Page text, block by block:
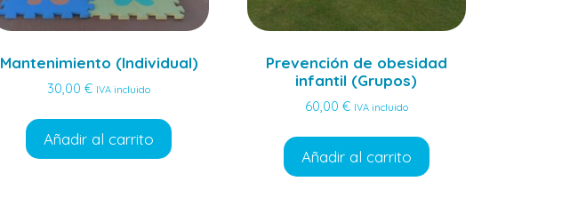
Mantenimiento (Individual)
30,00€ IVA incluido
Añadir al carrito
Prevención de obesidad
infantil (Grupos)
60,00 € IVA incluido
Añadir al carrito